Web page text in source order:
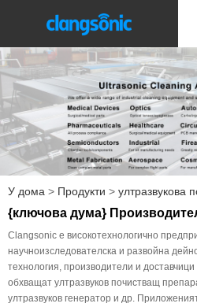
У дома > Продукти > ултразвукова
{ключова дума}
Clangsonic е високотехнологично
научноизследователска и развойна
технология, производители и
обхващат ултразвуков почистващ
ултразвуков генератор и др.